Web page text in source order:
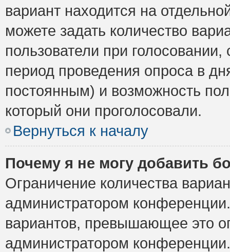
вариант находится на
можете задать количество
пользователи при
период проведения опроса в
постоянным) и возможность
который они проголосовали.
Вернуться к началу
Почему я не могу добавить
Ограничение количества
администратором
вариантов, превышающее это
администратором конференции.